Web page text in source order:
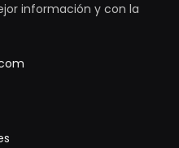
información y con la